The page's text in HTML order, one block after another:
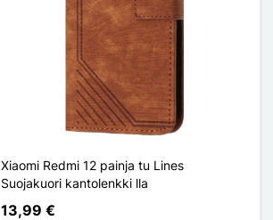
Xiaomi Redmi 12 painja tu Lines
Suojakuori kantolenkki lla
13,99 €